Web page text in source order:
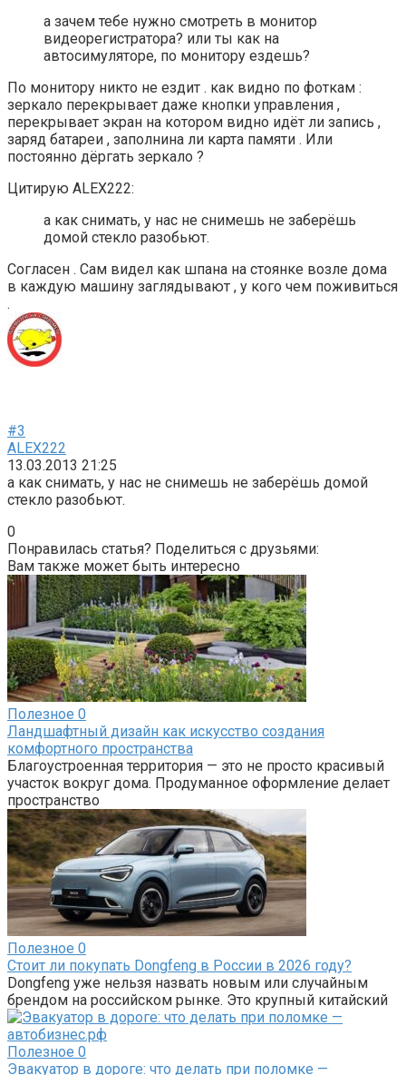
а зачем тебе нужно смотреть в монитор
видеорегистратора? или ты как на
автосимуляторе, по монитору ездешь?
По монитору никто не ездит . как видно по фоткам :
зеркало перекрывает даже кнопки управления ,
перекрывает экран на котором видно идёт ли запись ,
заряд батареи , заполнина ли карта памяти . Или
постоянно дёргать зеркало ?
Цитирую ALEX222:
а как снимать, у нас не снимешь не заберёшь
домой стекло разобьют.
Согласен . Сам видел как шпана на стоянке возле дома
в каждую машину заглядывают , у кого чем поживиться
.
#3
ALEX222
13.03.2013 21:25
а как снимать, у нас не снимешь не заберёшь домой
стекло разобьют.
0
Понравилась статья? Поделиться с друзьями:
Вам также может быть интересно
Полезное 0
Ландшафтный дизайн как искусство создания
комфортного пространства
Благоустроенная территория — это не просто красивый
участок вокруг дома. Продуманное оформление делает
пространство
Полезное 0
Стоит ли покупать Dongfeng в России в 2026 году?
Dongfeng уже нельзя назвать новым или случайным
брендом на российском рынке. Это крупный китайский
Полезное 0
Эвакуатор в дороге: что делать при поломке —